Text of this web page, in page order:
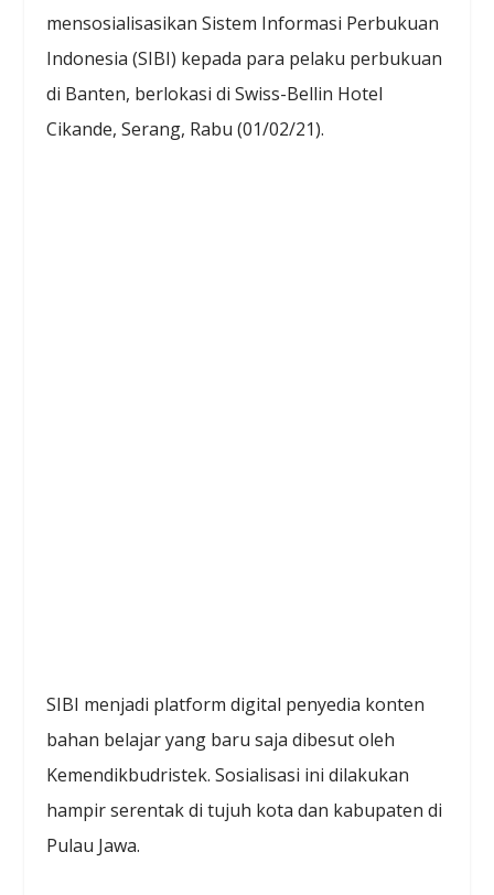
mensosialisasikan Sistem Informasi Perbukuan
Indonesia (SIBI) kepada para pelaku perbukuan
di Banten, berlokasi di Swiss-Bellin Hotel
Cikande, Serang, Rabu (01/02/21).
SIBI menjadi platform digital penyedia konten
bahan belajar yang baru saja dibesut oleh
Kemendikbudristek. Sosialisasi ini dilakukan
hampir serentak di tujuh kota dan kabupaten di
Pulau Jawa.